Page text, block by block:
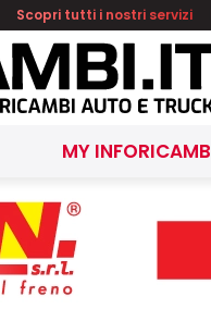
Scopri tutti i nostri servizi
MY